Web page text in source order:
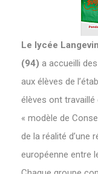
Le lycée
(94) a accueilli
aux élèves de
élèves ont
« modèle de
de la réalité d’une
européenne entre